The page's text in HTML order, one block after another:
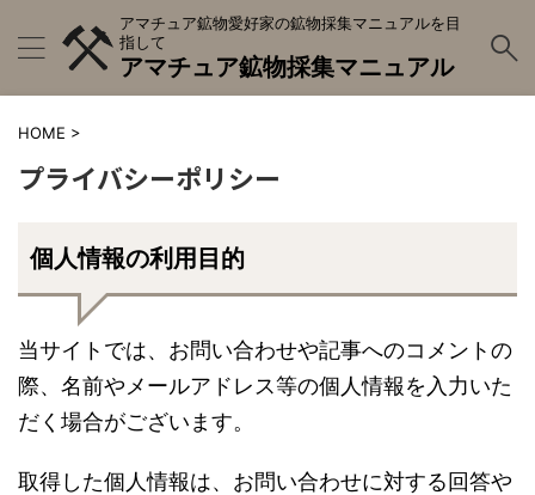
アマチュア鉱物愛好家の鉱物採集マニュアルを目
指して
アマチュア鉱物採集マニュアル
HOME >
プライバシーポリシー
個人情報の利用目的
当サイトでは、お問い合わせや記事へのコメントの
際、名前やメールアドレス等の個人情報を入力いた
だく場合がございます。
取得した個人情報は、お問い合わせに対する回答や